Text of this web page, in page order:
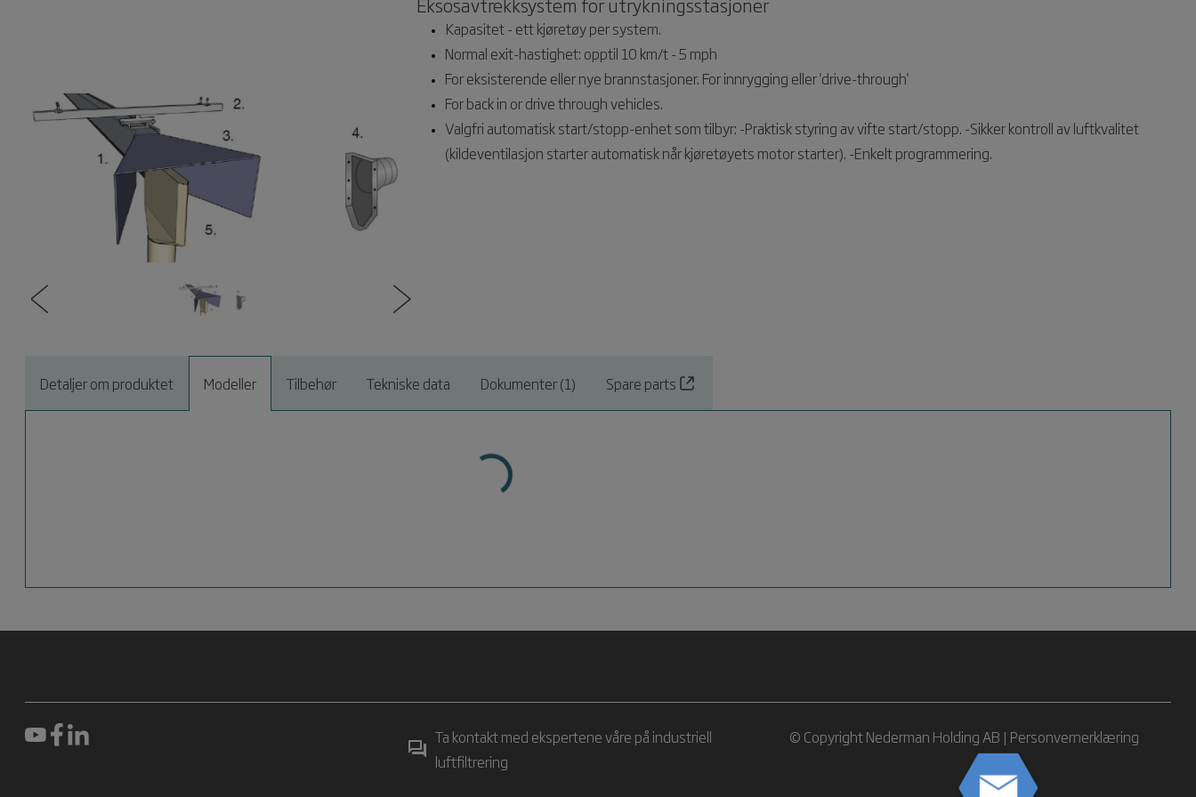
Kapasitet - ett kjøretøy per system.
Normal exit-hastighet: opptil 10 km/t - 5 mph
For eksisterende eller nye brannstasjoner. For innrygging eller 'drive-through'
For back in or drive through vehicles.
Valgfri automatisk start/stopp-enhet som tilbyr: -Praktisk styring av vifte start/stopp. -Sikker kontroll av luftkvalitet
(kildeventilasjon starter automatisk når kjøretøyets motor starter). -Enkelt programmering.
Detaljer om produktet Modeller Tilbehør Tekniske data Dokumenter (1) Spare parts
Ta kontakt med ekspertene våre på industriell
luftfiltrering
© Copyright Nederman Holding AB | Personvernerklæring